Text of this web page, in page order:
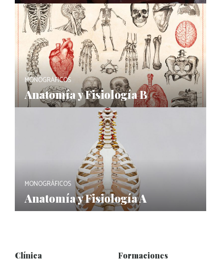
MONOGRÁFICOS
Anatomía y Fisiología B
MONOGRÁFICOS
Anatomía y Fisiología A
Clínica Formaciones